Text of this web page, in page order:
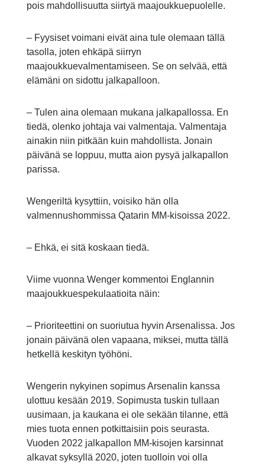
pois mahdollisuutta siirtyä maajoukkuepuolelle.
– Fyysiset voimani eivät aina tule olemaan tällä
tasolla, joten ehkäpä siirryn
maajoukkuevalmentamiseen. Se on selvää, että
elämäni on sidottu jalkapalloon.
– Tulen aina olemaan mukana jalkapallossa. En
tiedä, olenko johtaja vai valmentaja. Valmentaja
ainakin niin pitkään kuin mahdollista. Jonain
päivänä se loppuu, mutta aion pysyä jalkapallon
parissa.
Wengeriltä kysyttiin, voisiko hän olla
valmennushommissa Qatarin MM-kisoissa 2022.
– Ehkä, ei sitä koskaan tiedä.
Viime vuonna Wenger kommentoi Englannin
maajoukkuespekulaatioita näin:
– Prioriteettini on suoriutua hyvin Arsenalissa. Jos
jonain päivänä olen vapaana, miksei, mutta tällä
hetkellä keskityn työhöni.
Wengerin nykyinen sopimus Arsenalin kanssa
ulottuu kesään 2019. Sopimusta tuskin tullaan
uusimaan, ja kaukana ei ole sekään tilanne, että
mies tuota ennen potkittaisiin pois seurasta.
Vuoden 2022 jalkapallon MM-kisojen karsinnat
alkavat syksyllä 2020, joten tuolloin voi olla